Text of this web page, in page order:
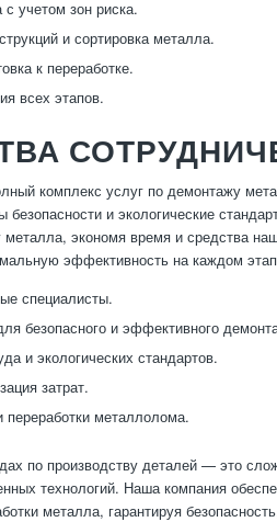
учетом зон риска.
и сортировка металла.
к переработке.
всех этапов.
комплекс услуг по демонтажу
и экологические
металла, экономя время и средства
эффективность на каждом
специалисты.
безопасного и эффективного
и экологических стандартов.
затрат.
переработки металлолома.
по производству деталей — это
технологий. Наша компания
металла, гарантируя